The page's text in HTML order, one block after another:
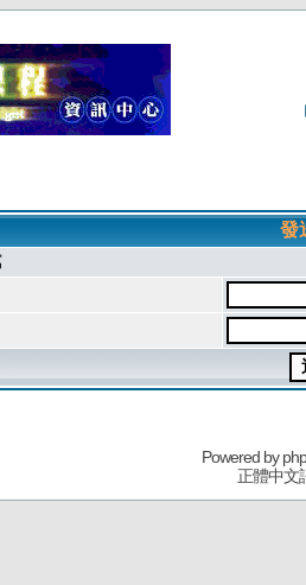
發
Powered by
正體中文